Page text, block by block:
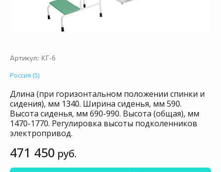
Артикул: КГ-6
Россия (5)
Длина (при горизонтальном положении спинки и
сидения), мм 1340. Ширина сиденья, мм 590.
Высота сиденья, мм 690-990. Высота (общая), мм
1470-1770. Регулировка высоты подколенников
электропривод.
471 450 руб.